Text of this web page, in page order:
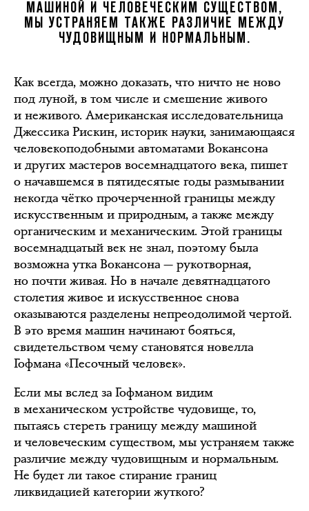
МАШИНОЙ И ЧЕЛОВЕЧЕСКИМ СУЩЕСТВОМ,
МЫ УСТРАНЯЕМ ТАКЖЕ РАЗЛИЧИЕ МЕЖДУ
ЧУДОВИЩНЫМ И НОРМАЛЬНЫМ.
Как всегда, можно доказать, что ничто не ново
под луной, в том числе и смешение живого
и неживого. Американская исследовательница
Джессика Рискин, историк науки, занимающаяся
человекоподобными автоматами Вокансона
и других мастеров восемнадцатого века, пишет
о начавшемся в пятидесятые годы размывании
некогда чётко прочерченной границы между
искусственным и природным, а также между
органическим и механическим. Этой границы
восемнадцатый век не знал, поэтому была
возможна утка Вокансона — рукотворная,
но почти живая. Но в начале девятнадцатого
столетия живое и искусственное снова
оказываются разделены непреодолимой чертой.
В это время машин начинают бояться,
свидетельством чему становятся новелла
Гофмана «Песочный человек».
Если мы вслед за Гофманом видим
в механическом устройстве чудовище, то,
пытаясь стереть границу между машиной
и человеческим существом, мы устраняем также
различие между чудовищным и нормальным.
Не будет ли такое стирание границ
ликвидацией категории жуткого?